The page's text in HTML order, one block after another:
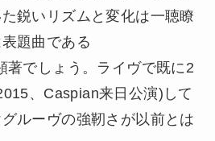
鋭いリズムと変化は一聴瞭
題曲である
著でしょう。ライヴで既に2
、Caspian来日公演)して
ルーヴの強靭さが以前とは